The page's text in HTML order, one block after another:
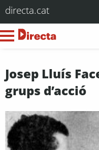
directa.cat
Josep Lluís
grups d’acció